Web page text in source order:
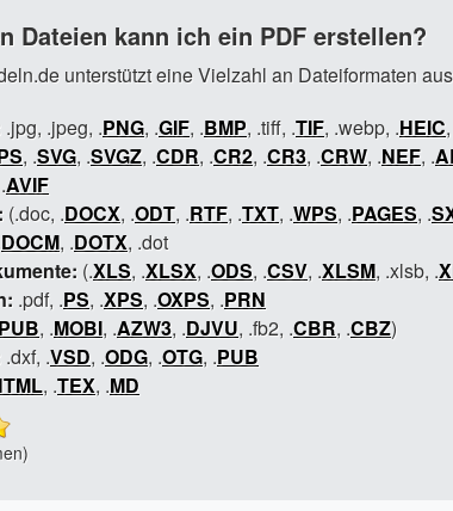
Dateien kann ich ein PDF erstellen?
unterstützt eine Vielzahl an Dateiformaten
.jpg, .jpeg, .PNG, .GIF, .BMP, .tiff, .TIF, .webp, .HEIC
, .SVG, .SVGZ, .CDR, .CR2, .CR3, .CRW, .NEF, .
AVIF
(.doc, .DOCX, .ODT, .RTF, .TXT, .WPS, .PAGES, .
DOCM, .DOTX, .dot
(.XLS, .XLSX, .ODS, .CSV, .XLSM, .xlsb, .
.pdf, .PS, .XPS, .OXPS, .PRN
, .MOBI, .AZW3, .DJVU, .fb2, .CBR, .CBZ)
.dxf, .VSD, .ODG, .OTG, .PUB
, .TEX, .MD